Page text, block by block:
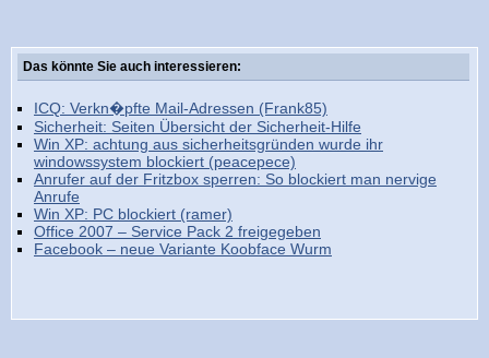
Das könnte Sie auch interessieren:
ICQ: Verkn�pfte Mail-Adressen (Frank85)
Sicherheit: Seiten Übersicht der Sicherheit-Hilfe
Win XP: achtung aus sicherheitsgründen wurde ihr
windowssystem blockiert (peacepece)
Anrufer auf der Fritzbox sperren: So blockiert man nervige
Anrufe
Win XP: PC blockiert (ramer)
Office 2007 – Service Pack 2 freigegeben
Facebook – neue Variante Koobface Wurm